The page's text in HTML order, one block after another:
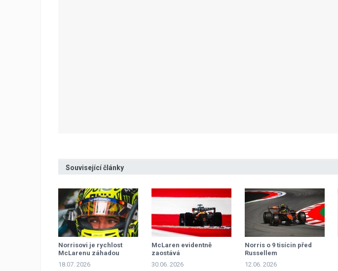
Související články
Norrisovi je rychlost
McLarenu záhadou
18.07. 2026
McLaren evidentně
zaostává
30.06. 2026
Norris o 9 tisícin před
Russellem
12.06. 2026